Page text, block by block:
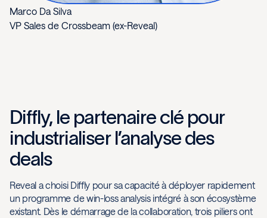
Marco Da Silva
VP Sales de Crossbeam (ex-Reveal)
Diffly, le partenaire clé pour
industrialiser l’analyse des
deals
Reveal a choisi Diffly pour sa capacité à déployer rapidement
un programme de win-loss analysis intégré à son écosystème
existant. Dès le démarrage de la collaboration, trois piliers ont